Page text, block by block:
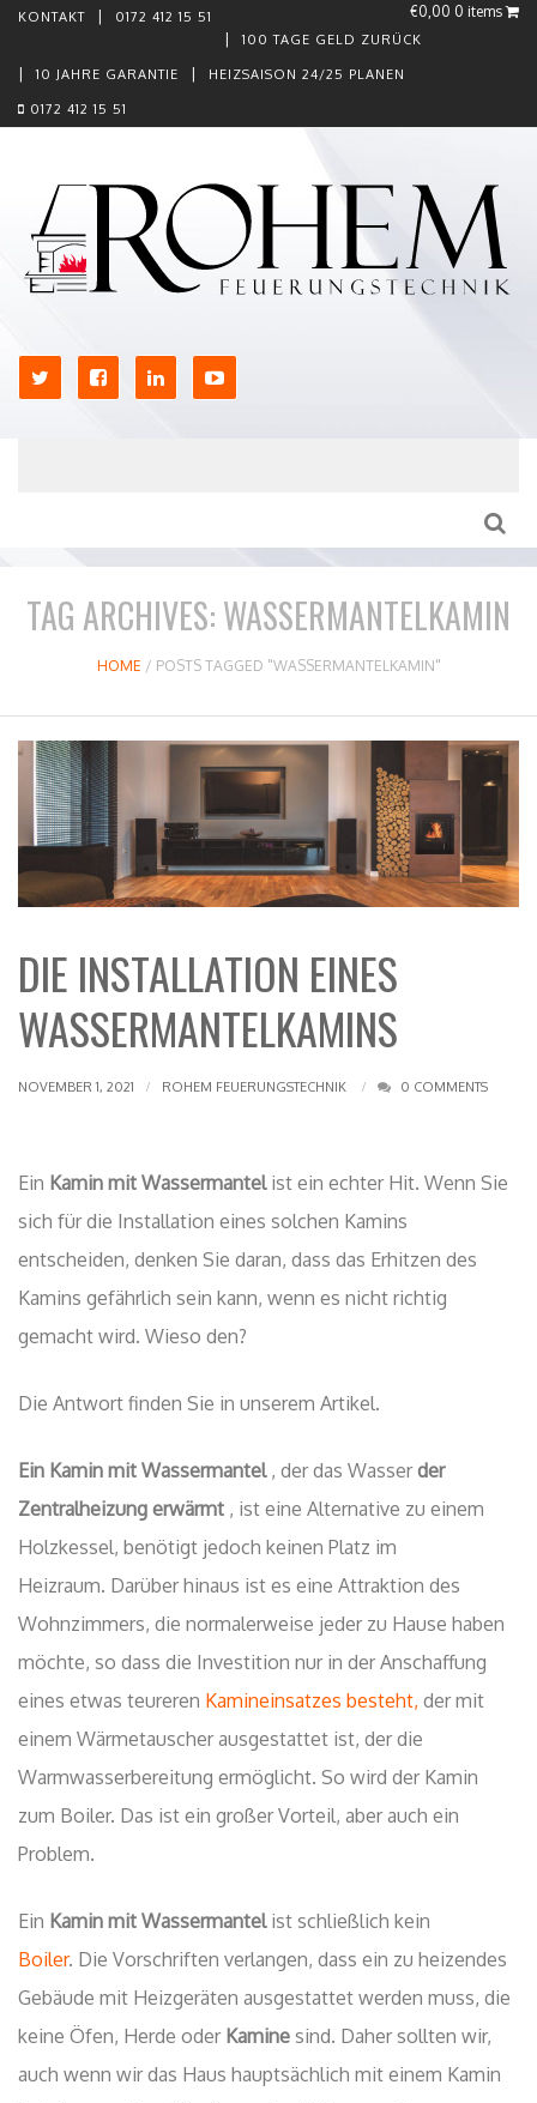
€0,00 0 items
KONTAKT
0172 412 15 51
100 TAGE GELD ZURÜCK
10 JAHRE GARANTIE HEIZSAISON 24/25 PLANEN
0172 412 15 51
TAG ARCHIVES:WASSERMANTELKAMIN
HOME / POSTS TAGGED "WASSERMANTELKAMIN"
DIE INSTALLATION EINES
WASSERMANTELKAMINS
NOVEMBER 1, 2021 ROHEM FEUERUNGSTECHNIK 0 COMMENTS
Ein Kamin mit Wassermantelist ein echter Hit. Wenn Sie
sich für die Installation eines solchen Kamins
entscheiden, denken Sie daran, dass das Erhitzen des
Kamins gefährlich sein kann, wenn es nicht richtig
gemacht wird. Wieso den?
Die Antwort finden Sie in unserem Artikel.
Ein Kamin mit Wassermantel, der das Wasserder
Zentralheizung erwärmt , ist eine Alternative zu einem
Holzkessel, benötigt jedoch keinen Platz im
Heizraum. Darüber hinaus ist es eine Attraktion des
Wohnzimmers, die normalerweise jeder zu Hause haben
möchte, so dass die Investition nur in der Anschaffung
eines etwas teureren Kamineinsatzes besteht, der mit
einem Wärmetauscher ausgestattet ist, der die
Warmwasserbereitung ermöglicht. So wird der Kamin
zum Boiler. Das ist ein großer Vorteil, aber auch ein
Problem.
Ein Kamin mit Wassermantelist schließlich kein
Boiler. Die Vorschriften verlangen, dass ein zu heizendes
Gebäude mit Heizgeräten ausgestattet werden muss, die
keine Öfen, Herde oder Kamine sind. Daher sollten wir,
auch wenn wir das Haus hauptsächlich mit einem Kamin